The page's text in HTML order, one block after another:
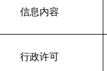
信息内容
行政许可